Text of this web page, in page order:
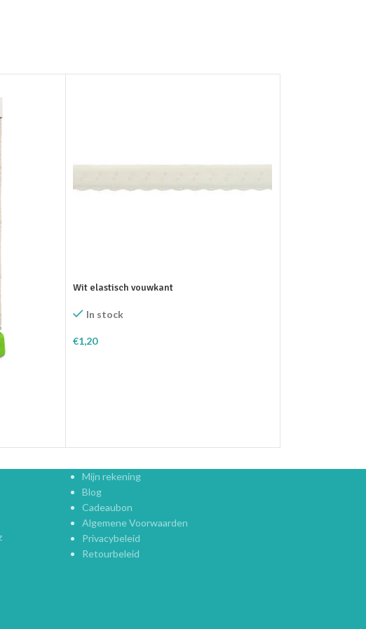
Wit elastisch vouwkant
In stock
€1,20
Mijn rekening
Blog
Cadeaubon
Algemene Voorwaarden
Privacybeleid
Retourbeleid